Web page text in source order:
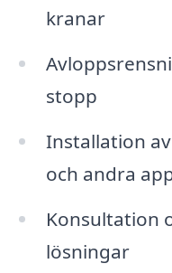
kranar
stopp
Installation
och andra
Konsultation
lösningar